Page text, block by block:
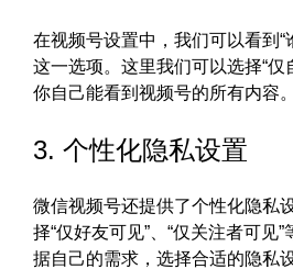
在视频号设置中，我们可以看到“
这一选项。这里我们可以选择“仅
你自己能看到视频号的所有内容。
3. 个性化隐私设置
微信视频号还提供了个性化隐私
择“仅好友可见”、“仅关注者可见
据自己的需求，选择合适的隐私设